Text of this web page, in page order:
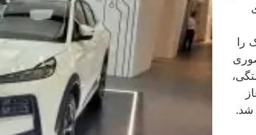
را
شد.